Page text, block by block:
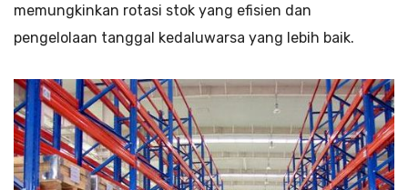
memungkinkan rotasi stok yang efisien dan
pengelolaan tanggal kedaluwarsa yang lebih baik.